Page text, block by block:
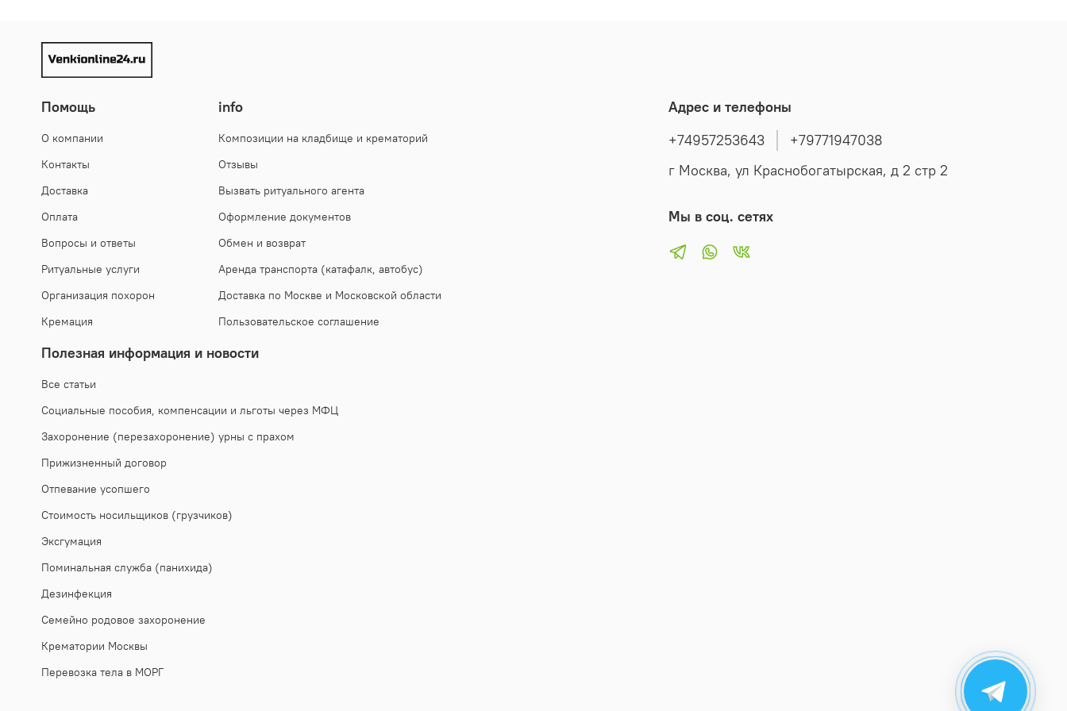
Срок рассмотрения Заявления и возврата денежных средств начинает исчисляться с момента получения Компанией Заявления и рассчитывается в рабочих днях
без учета праздников/выходных дней.
Помощь
О компании
Контакты
Доставка
Оплата
Вопросы и ответы
Ритуальные услуги
Организация похорон
Кремация
info
Композиции на кладбище и крематорий
Отзывы
Вызвать ритуального агента
Оформление документов
Обмен и возврат
Аренда транспорта (катафалк, автобус)
Доставка по Москве и Московской области
Пользовательское соглашение
Полезная информация и новости
Все статьи
Социальные пособия, компенсации и льготы через МФЦ
Захоронение (перезахоронение) урны с прахом
Прижизненный договор
Отпевание усопшего
Стоимость носильщиков (грузчиков)
Эксгумация
Поминальная служба (панихида)
Дезинфекция
Семейно родовое захоронение
Крематории Москвы
Перевозка тела в МОРГ
Адрес и телефоны
+74957253643
+79771947038
г Москва, ул Краснобогатырская, д 2 стр 2
Мы в соц. сетях